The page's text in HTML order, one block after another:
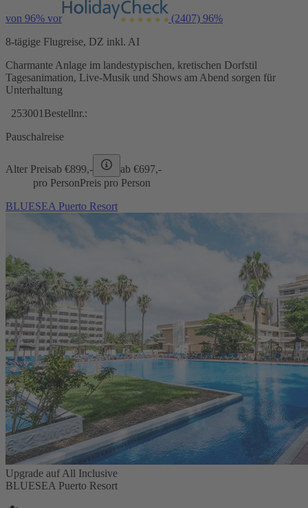
von 96% vor (2407) 96%
8-tägige Flugreise, DZ inkl. AI
Charmante Anlage im landestypischen, kretischen Dorfstil
Tagesanimation, Live-Musik und Shows am Abend sorgen für
Unterhaltung
253001 Bestellnr.:
Pauschalreise
Alter Preisab €899,- ab €697,-
pro PersonPreis pro Person
BLUESEA Puerto Resort
Upgrade auf All Inclusive
BLUESEA Puerto Resort